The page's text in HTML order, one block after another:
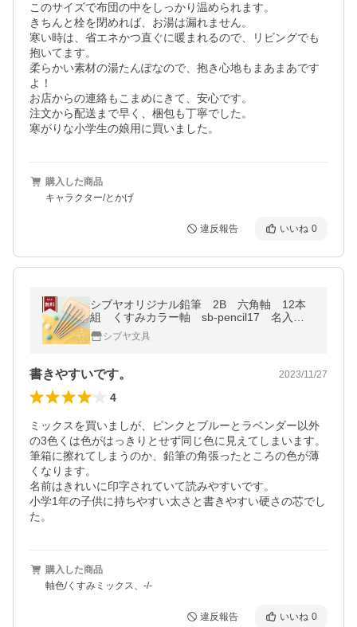
このサイズで布団の中をしっかり温められます。
きちんと栓を閉めれば、お湯は漏れません。
寒い時は、省エネかつ直ぐに暖まれるので、リビングでも
抱いてます。
柔らかい素材の湯たんぽなので、抱き心地もまあまあです
よ！
お店からの連絡もこまめにきて、安心です。
注文から配送まで早く、梱包も丁寧でした。
寒がりな小学生の娘用に買いました。
購入した商品
キャラクター/とかげ
違反報告 いいね 0
シブヤオリジナル鉛筆 2B 六角軸 12本
組 くすみカラー軸 sb-pencil17 名入
れ・メール便送料無料[M便 1/6]
シブヤ文具
書きやすいです。 2023/11/27
4
ミックスを買いましが、ピンクとブルーとラベンダー以外
の3色くは色がはっきりとせず同じ色に見えてしまいます。
筆箱に擦れてしまうのか、鉛筆の角張ったところの色が薄
くなります。
名前はきれいに印字されていて読みやすいです。
小学1年の子供に持ちやすい太さと書きやすい硬さの芯でし
た。
購入した商品
軸色/くすみミックス、-/-
違反報告 いいね 0